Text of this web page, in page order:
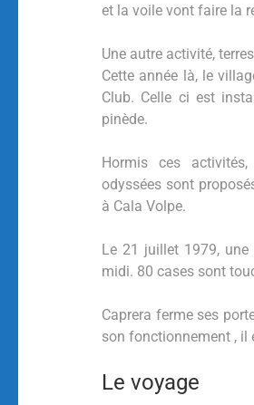
et la voile vont faire la
Une autre activité,
Cette année là, le
Club. Celle ci est
pinède.
Hormis ces
odyssées sont
à Cala Volpe.
Le 21 juillet 1979,
midi. 80 cases sont
Caprera ferme ses
son fonctionnement ,
Le voyage